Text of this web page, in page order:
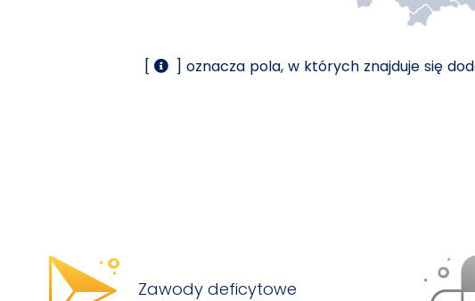
[ ] oznacza pola, w których znajduje się
Zawody deficytowe